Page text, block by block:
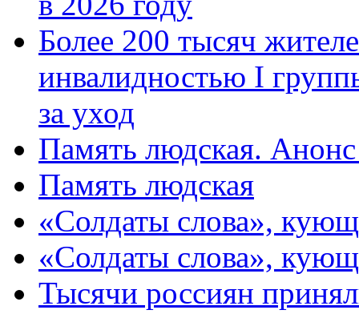
Более 200 тысяч
инвалидностью I
за уход
Память людская.
Память людская
«Солдаты слова»,
«Солдаты слова»,
Тысячи россиян